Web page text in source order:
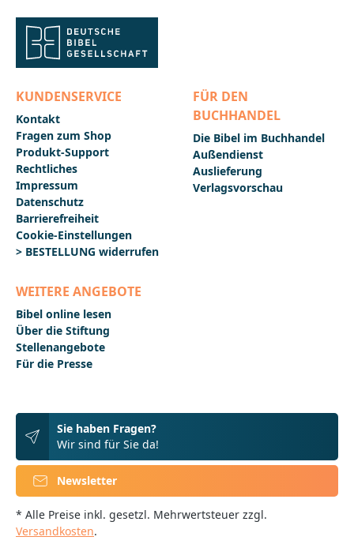
Str. 31 A70567 Stuttgartproduktsicherheit@dbg.de
KUNDENSERVICE
Kontakt
Fragen zum Shop
Produkt-Support
Rechtliches
Impressum
Datenschutz
Barrierefreiheit
Cookie-Einstellungen
> BESTELLUNG widerrufen
FÜR DEN
BUCHHANDEL
Die Bibel im Buchhandel
Außendienst
Auslieferung
Verlagsvorschau
WEITERE ANGEBOTE
Bibel online lesen
Über die Stiftung
Stellenangebote
Für die Presse
Sie haben Fragen?
Wir sind für Sie da!
Newsletter
* Alle Preise inkl. gesetzl. Mehrwertsteuer zzgl.
Versandkosten.